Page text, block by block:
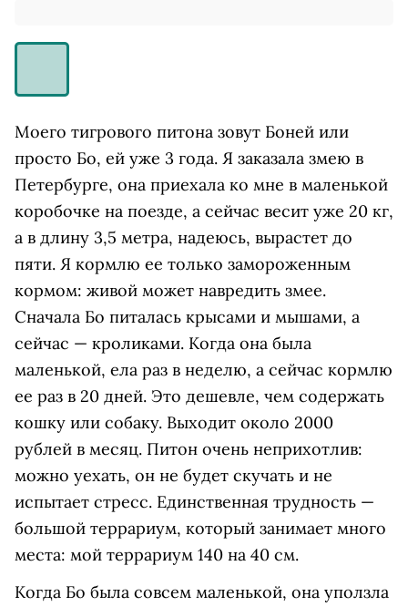
Моего тигрового питона зовут Боней или
просто Бо, ей уже 3 года. Я заказала змею в
Петербурге, она приехала ко мне в маленькой
коробочке на поезде, а сейчас весит уже 20 кг,
а в длину 3,5 метра, надеюсь, вырастет до
пяти. Я кормлю ее только замороженным
кормом: живой может навредить змее.
Сначала Бо питалась крысами и мышами, а
сейчас — кроликами. Когда она была
маленькой, ела раз в неделю, а сейчас кормлю
ее раз в 20 дней. Это дешевле, чем содержать
кошку или собаку. Выходит около 2000
рублей в месяц. Питон очень неприхотлив:
можно уехать, он не будет скучать и не
испытает стресс. Единственная трудность —
большой террариум, который занимает много
места: мой террариум 140 на 40 см.
Когда Бо была совсем маленькой, она уползла